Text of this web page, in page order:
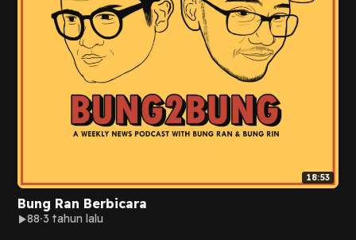
18:53
Bung Ran Berbicara
88 3 tahun lalu